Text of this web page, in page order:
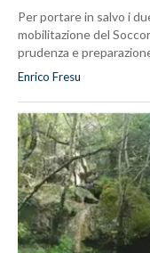
Per portare in salvo i
mobilitazione del
prudenza e
Enrico Fresu